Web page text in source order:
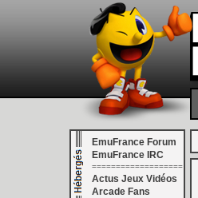
EmuFrance Forum
EmuFrance IRC
===================
Actus Jeux Vidéos
Arcade Fans